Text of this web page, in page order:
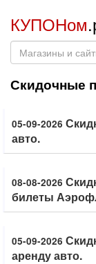
КУПОНом
Скидочные
05-09-2026
авто.
08-08-2026
билеты
05-09-2026
аренду авто.